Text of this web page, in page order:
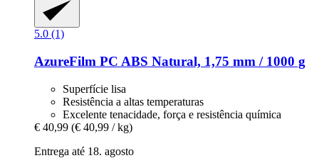
5.0 (1)
AzureFilm PC ABS Natural, 1,75 mm / 1000 g
Superfície lisa
Resistência a altas temperaturas
Excelente tenacidade, força e resistência química
€ 40,99 (€ 40,99 / kg)
Entrega até 18. agosto